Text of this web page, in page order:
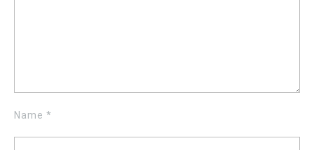
Name *